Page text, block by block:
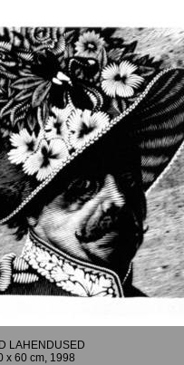
LAHENDUSED
x 60 cm, 1998